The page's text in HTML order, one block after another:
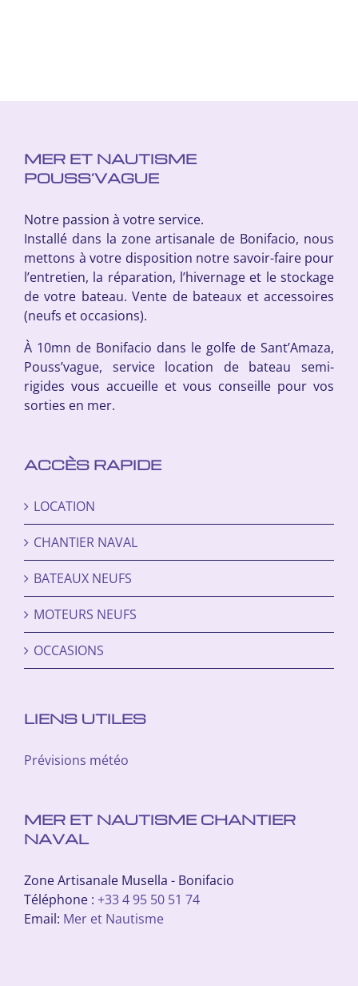
MER ET NAUTISME
POUSS’VAGUE
Notre passion à votre service.
Installé dans la zone artisanale de Bonifacio, nous
mettons à votre disposition notre savoir-faire pour
l’entretien, la réparation, l’hivernage et le stockage
de votre bateau. Vente de bateaux et accessoires
(neufs et occasions).
À 10mn de Bonifacio dans le golfe de Sant’Amaza,
Pouss’vague, service location de bateau semi-
rigides vous accueille et vous conseille pour vos
sorties en mer.
ACCÈS RAPIDE
LOCATION
CHANTIER NAVAL
BATEAUX NEUFS
MOTEURS NEUFS
OCCASIONS
LIENS UTILES
Prévisions météo
MER ET NAUTISME CHANTIER
NAVAL
Zone Artisanale Musella - Bonifacio
Téléphone : +33 4 95 50 51 74
Email: Mer et Nautisme